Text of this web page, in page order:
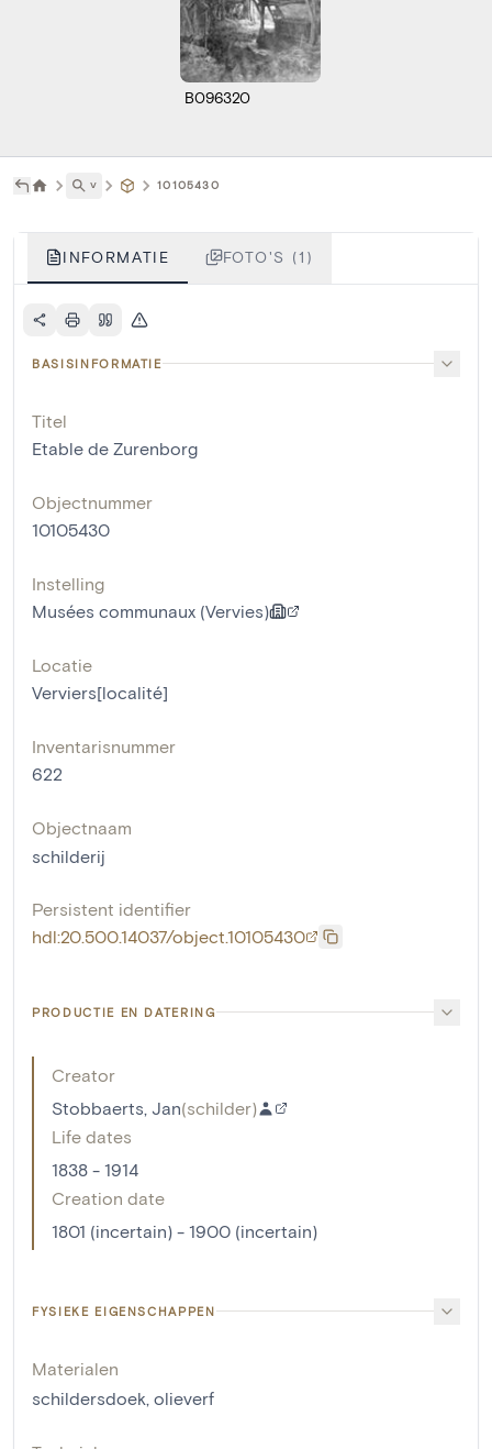
B096320
˅ 10105430
INFORMATIE FOTO'S (1)
BASISINFORMATIE
Titel
Etable de Zurenborg
Objectnummer
10105430
Instelling
Musées communaux (Vervies)
Locatie
Verviers[localité]
Inventarisnummer
622
Objectnaam
schilderij
Persistent identifier
hdl:20.500.14037/object.10105430
PRODUCTIE EN DATERING
Creator
Stobbaerts, Jan(schilder)
Life dates
1838 - 1914
Creation date
1801 (incertain) - 1900 (incertain)
FYSIEKE EIGENSCHAPPEN
Materialen
schildersdoek olieverf